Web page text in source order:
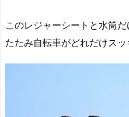
このレジャーシートと水筒
たたみ自転車がどれだけス